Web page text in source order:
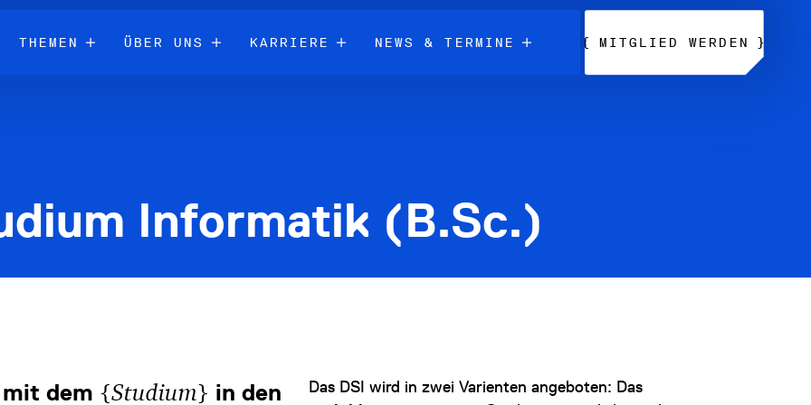
THEMEN ÜBER UNS KARRIERE NEWS & TERMINE { MITGLIED WERDEN }
Informatik (B.Sc.)
dem {Studium} in den
Das DSI wird in zwei Varienten angeboten: Das